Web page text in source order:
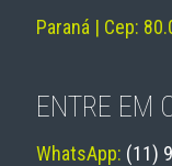
Paraná | Cep:
ENTRE EM
WhatsApp: (11)